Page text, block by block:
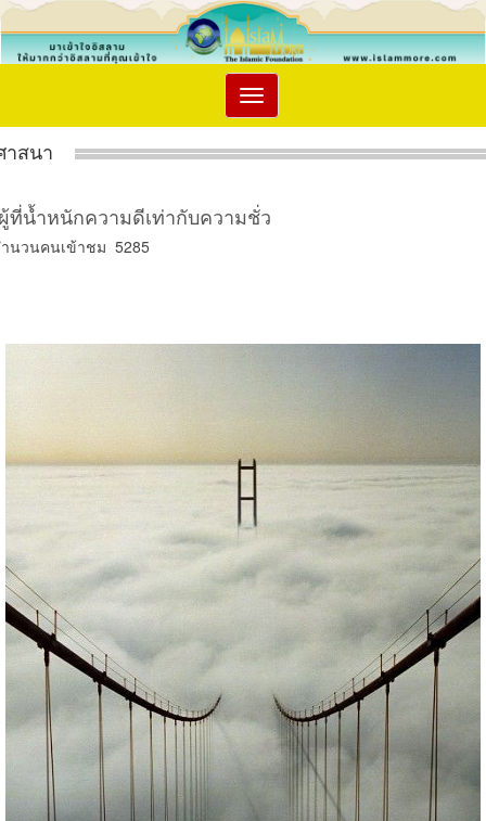
Toggle
navigation
าสนา
ที่น้ำหนักความดีเท่ากับความชั่ว
นวนคนเข้าชม 5285